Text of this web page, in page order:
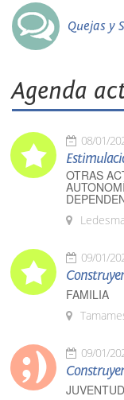
Quejas y
Agenda
08/01/
OTRAS
Ledesma
09/01/
FAMILIA
09/01/
JUVENTUD